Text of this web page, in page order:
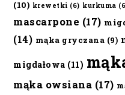
(10) krewetki (6) kurkuma
mascarpone (17)
(14) mąka gryczana (9)
migdałowa (11)
mąka owsiana (17)